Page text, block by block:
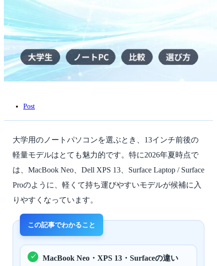
は
Post
大学用のノートパソコンを選ぶとき、13インチ前後の
軽量モデルはとても魅力的です。特に2026年夏時点で
は、MacBook Neo、Dell XPS 13、Surface Laptop / Surface
Proのように、軽くて持ち運びやすいモデルが候補に入
りやすくなっています。
MacBook Neo・XPS 13・Surfaceの違い